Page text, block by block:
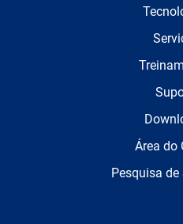
Área do
Pesquisa